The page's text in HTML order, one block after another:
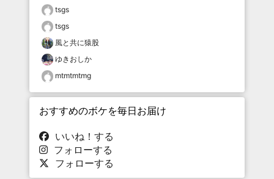
tsgs
tsgs
風と共に猿股
ゆきおしか
mtmtmtmg
おすすめのボケを毎日お届け
いいね！する
フォローする
フォローする